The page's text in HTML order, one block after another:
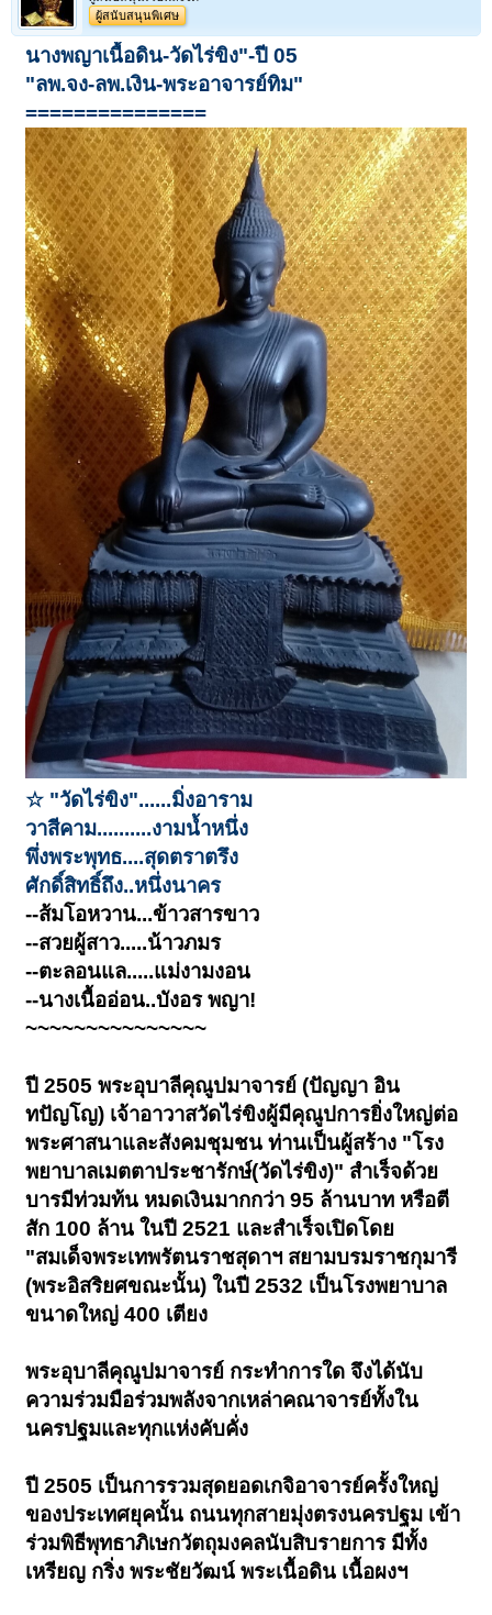
ผู้สนับสนุนพิเศษ
นางพญาเนื้อดิน-วัดไร่ขิง"-ปี 05
"ลพ.จง-ลพ.เงิน-พระอาจารย์ทิม"
===============
☆ "วัดไร่ขิง"......มิ่งอาราม
วาสีคาม..........งามน้ำหนึ่ง
พึ่งพระพุทธ....สุดตราตรึง
ศักดิ์สิทธิ์ถึง..หนึ่งนาคร
--ส้มโอหวาน...ข้าวสารขาว
--สวยผู้สาว.....น้าวภมร
--ตะลอนแล.....แม่งามงอน
--นางเนื้ออ่อน..บังอร พญา!
~~~~~~~~~~~~~~~
ปี 2505 พระอุบาลีคุณูปมาจารย์ (ปัญญา อิน
ทปัญโญ) เจ้าอาวาสวัดไร่ขิงผู้มีคุณูปการยิ่งใหญ่ต่อ
พระศาสนาและสังคมชุมชน ท่านเป็นผู้สร้าง "โรง
พยาบาลเมตตาประชารักษ์(วัดไร่ขิง)" สำเร็จด้วย
บารมีท่วมท้น หมดเงินมากกว่า 95 ล้านบาท หรือตี
สัก 100 ล้าน ในปี 2521 และสำเร็จเปิดโดย
"สมเด็จพระเทพรัตนราชสุดาฯ สยามบรมราชกุมารี
(พระอิสริยศขณะนั้น) ในปี 2532 เป็นโรงพยาบาล
ขนาดใหญ่ 400 เตียง
พระอุบาลีคุณูปมาจารย์ กระทำการใด จึงได้นับ
ความร่วมมือร่วมพลังจากเหล่าคณาจารย์ทั้งใน
นครปฐมและทุกแห่งคับคั่ง
ปี 2505 เป็นการรวมสุดยอดเกจิอาจารย์ครั้งใหญ่
ของประเทศยุคนั้น ถนนทุกสายมุ่งตรงนครปฐม เข้า
ร่วมพิธีพุทธาภิเษกวัตถุมงคลนับสิบรายการ มีทั้ง
เหรียญ กริ่ง พระชัยวัฒน์ พระเนื้อดิน เนื้อผงฯ